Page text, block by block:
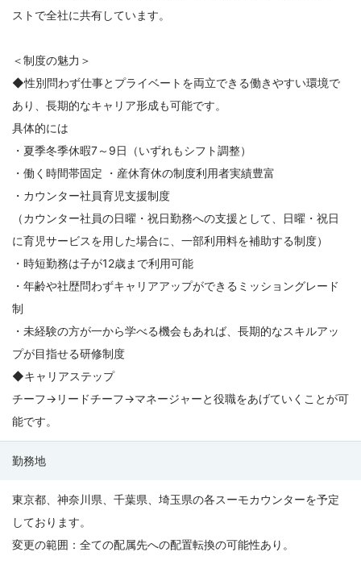
ストで全社に共有しています。
＜制度の魅力＞
◆性別問わず仕事とプライベートを両立できる働きやすい環境で
あり、長期的なキャリア形成も可能です。
具体的には
・夏季冬季休暇7～9日（いずれもシフト調整）
・働く時間帯固定 ・産休育休の制度利用者実績豊富
・カウンター社員育児支援制度
（カウンター社員の日曜・祝日勤務への支援として、日曜・祝日
に育児サービスを用した場合に、一部利用料を補助する制度）
・時短勤務は子が12歳まで利用可能
・年齢や社歴問わずキャリアアップができるミッショングレード
制
・未経験の方が一から学べる機会もあれば、長期的なスキルアッ
プが目指せる研修制度
◆キャリアステップ
チーフ→リードチーフ→マネージャーと役職をあげていくことが可
能です。
勤務地
東京都、神奈川県、千葉県、埼玉県の各スーモカウンターを予定
しております。
変更の範囲：全ての配属先への配置転換の可能性あり。